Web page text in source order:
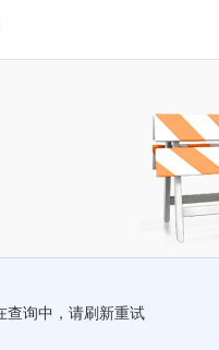
查询中，请刷新重试